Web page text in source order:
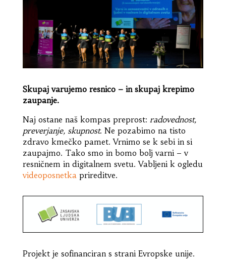
Skupaj varujemo resnico – in skupaj krepimo
zaupanje.
Naj ostane naš kompas preprost: radovednost,
preverjanje, skupnost. Ne pozabimo na tisto
zdravo kmečko pamet. Vrnimo se k sebi in si
zaupajmo. Tako smo in bomo bolj varni – v
resničnem in digitalnem svetu. Vabljeni k ogledu
videoposnetka prireditve.
Projekt je sofinanciran s strani Evropske unije.